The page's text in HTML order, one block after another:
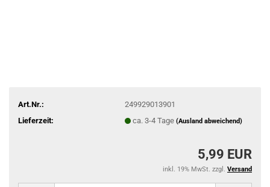
Art.Nr.:
249929013901
Lieferzeit:
ca. 3-4 Tage (Ausland abweichend)
5,99 EUR
inkl. 19% MwSt. zzgl. Versand